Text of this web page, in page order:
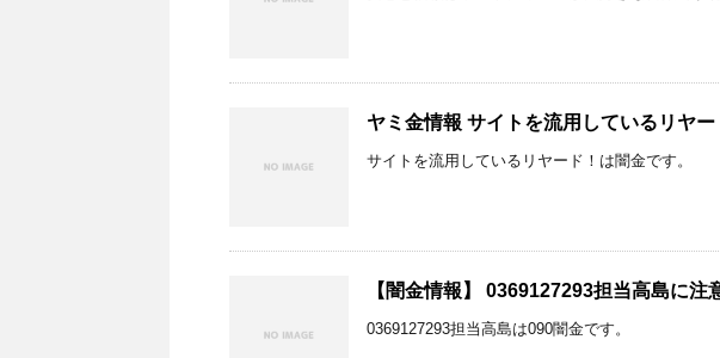
ヤミ金情報 サイトを流用しているリヤー
サイトを流用しているリヤード！は闇金です。
【闇金情報】 0369127293担当高島に注
0369127293担当高島は090闇金です。